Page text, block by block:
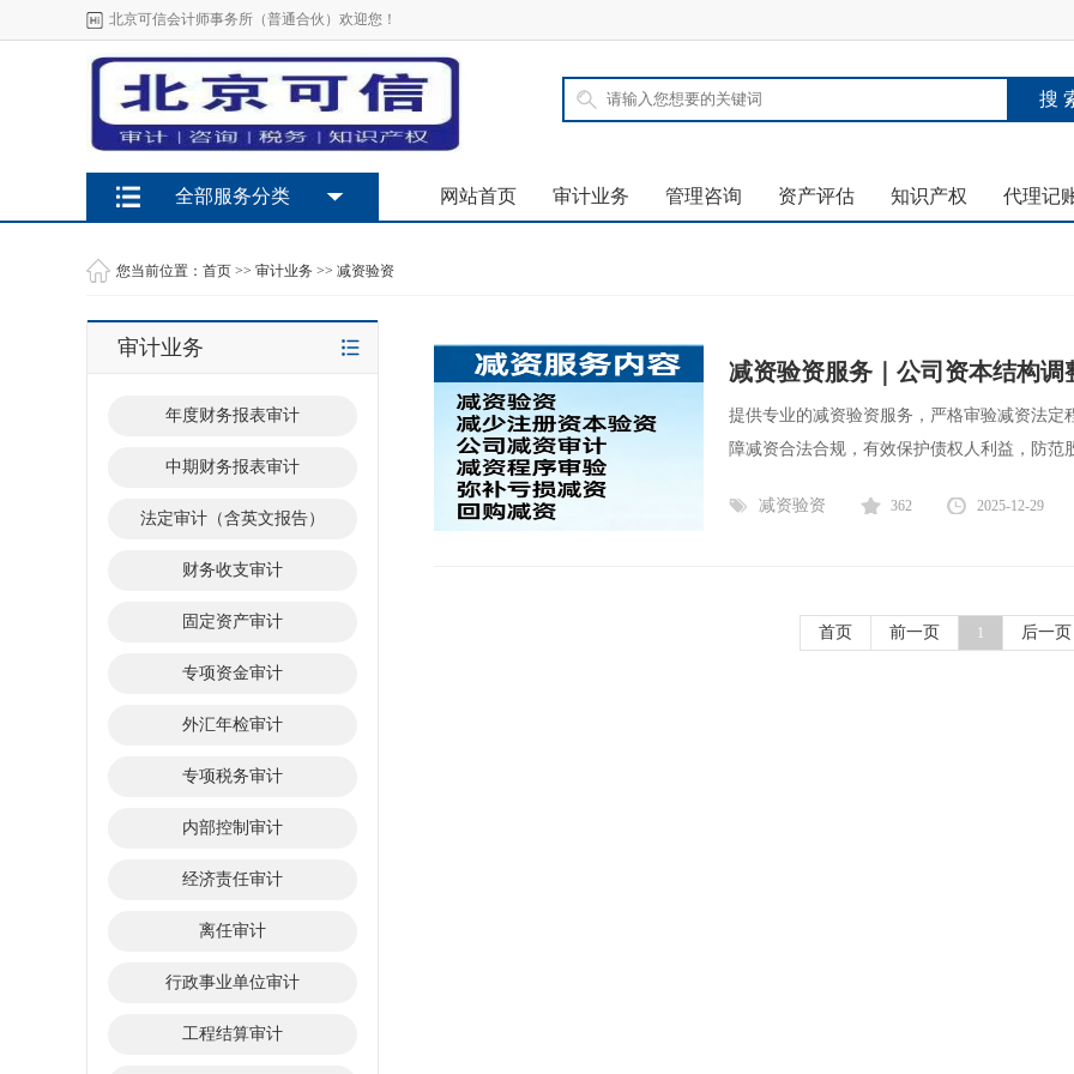
北京可信会计师事务所（普通合伙）欢迎您！
网站首页 审计业务 管理咨询 资产评估 知识产权 代理记
全部服务分类
您当前位置： 首页 >> 审计业务 >> 减资验资
审计业务
年度财务报表审计
中期财务报表审计
法定审计（含英文报告）
财务收支审计
固定资产审计
专项资金审计
外汇年检审计
专项税务审计
内部控制审计
经济责任审计
离任审计
行政事业单位审计
工程结算审计
减资验资服务｜公司资本结构
提供专业的减资验资服务，严格审验减资法
障减资合法合规，有效保护债权人利益，防范
减资验资 362 2025-12-29
首页 前一页 1 后一页